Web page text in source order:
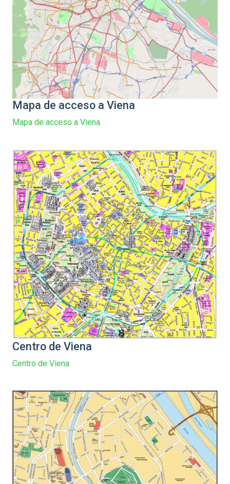
Mapa de acceso a Viena
Mapa de acceso a Viena
Centro de Viena
Centro de Viena